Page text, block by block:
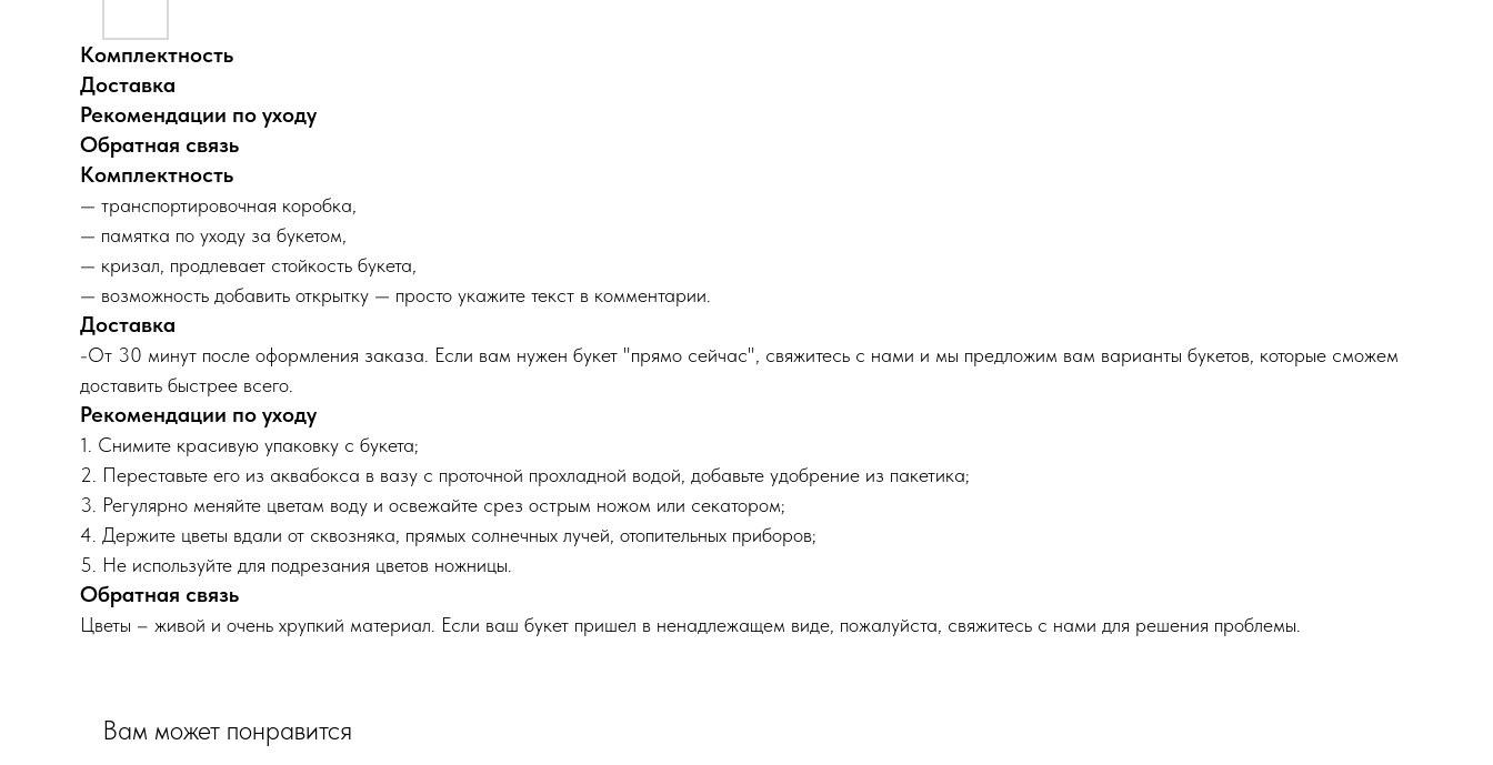
Комплектность
Доставка
Рекомендации по уходу
Обратная связь
Комплектность
— транспортировочная коробка,
— памятка по уходу за букетом,
— кризал, продлевает стойкость букета,
— возможность добавить открытку — просто укажите текст в комментарии.
Доставка
-От 30 минут после оформления заказа. Если вам нужен букет "прямо сейчас", свяжитесь с нами и мы предложим вам варианты букетов, которые сможем
доставить быстрее всего.
Рекомендации по уходу
1. Снимите красивую упаковку с букета;
2. Переставьте его из аквабокса в вазу с проточной прохладной водой, добавьте удобрение из пакетика;
3. Регулярно меняйте цветам воду и освежайте срез острым ножом или секатором;
4. Держите цветы вдали от сквозняка, прямых солнечных лучей, отопительных приборов;
5. Не используйте для подрезания цветов ножницы.
Обратная связь
Цветы – живой и очень хрупкий материал. Если ваш букет пришел в ненадлежащем виде, пожалуйста, свяжитесь с нами для решения проблемы.
Вам может понравится